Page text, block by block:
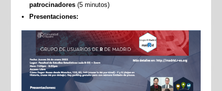
patrocinadores(5 minutos)
Presentaciones: